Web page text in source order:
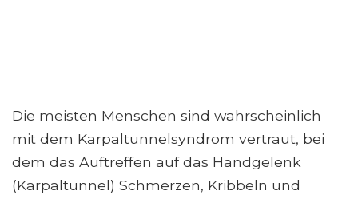
Die meisten Menschen sind wahrscheinlich
mit dem Karpaltunnelsyndrom vertraut, bei
dem das Auftreffen auf das Handgelenk
(Karpaltunnel) Schmerzen, Kribbeln und